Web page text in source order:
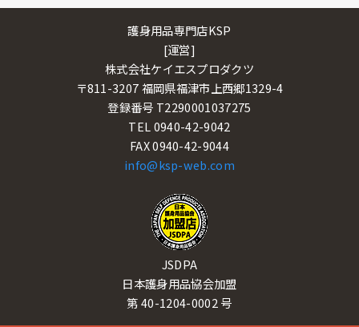
護身用品専門店KSP
[運営]
株式会社ケイエスプロダクツ
〒811-3207 福岡県福津市上西郷1329-4
登録番号 T2290001037275
TEL 0940-42-9042
FAX 0940-42-9044
info@ksp-web.com
JSDPA
日本護身用品協会加盟
第 40-1204-0002 号